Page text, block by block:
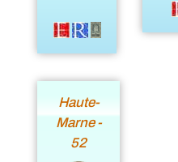
Haute-
Marne -
52